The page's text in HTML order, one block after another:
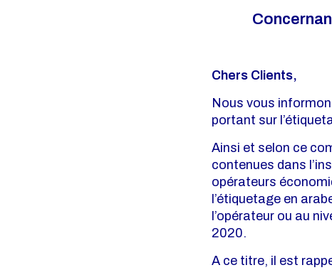
Chers Clients,
Nous vous
portant sur
Ainsi et selon ce
contenues dans
opérateurs
l’étiquetage en
l’opérateur ou au
2020.
A ce titre, il est